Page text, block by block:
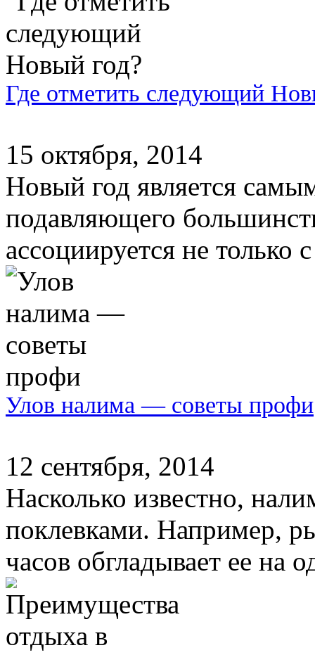
Где отметить следующий
15 октября, 2014
Новый год является
подавляющего
ассоциируется не
Улов налима — советы профи
12 сентября, 2014
Насколько известно,
поклевками. Например,
часов обгладывает ее на